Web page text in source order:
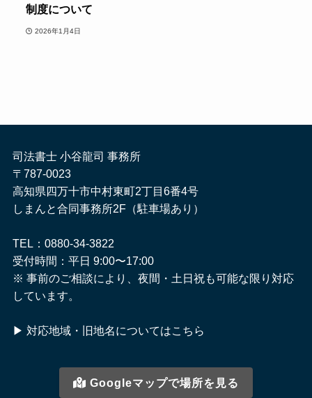
制度について
2026年1月4日
司法書士 小谷龍司 事務所
〒787-0023
高知県四万十市中村東町2丁目6番4号
しまんと合同事務所2F（駐車場あり）
TEL：0880-34-3822
受付時間：平日 9:00〜17:00
※ 事前のご相談により、夜間・土日祝も可能な限り対応
しています。
▶ 対応地域・旧地名についてはこちら
Googleマップで場所を見る